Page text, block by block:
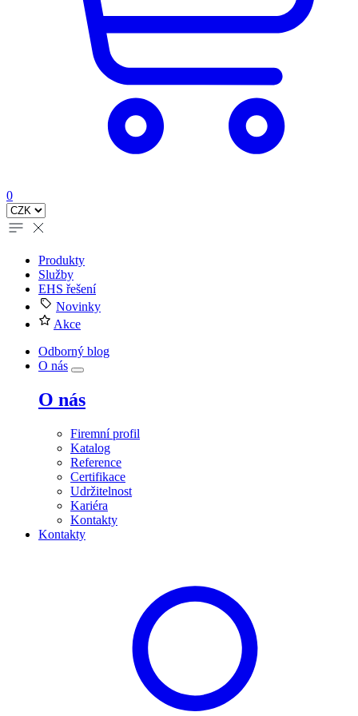
0
Produkty
Služby
EHS řešení
Novinky
Akce
Odborný blog
O nás
O nás
Firemní profil
Katalog
Reference
Certifikace
Udržitelnost
Kariéra
Kontakty
Kontakty